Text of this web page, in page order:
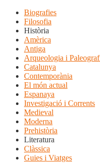
Biografies
Filosofia
Història
Amèrica
Antiga
Arqueologia i
Catalunya
Contemporània
El món actual
Espanaya
Investigació i Corrents
Medieval
Moderna
Prehistòria
Literatura
Clàssica
Guies i Viatges